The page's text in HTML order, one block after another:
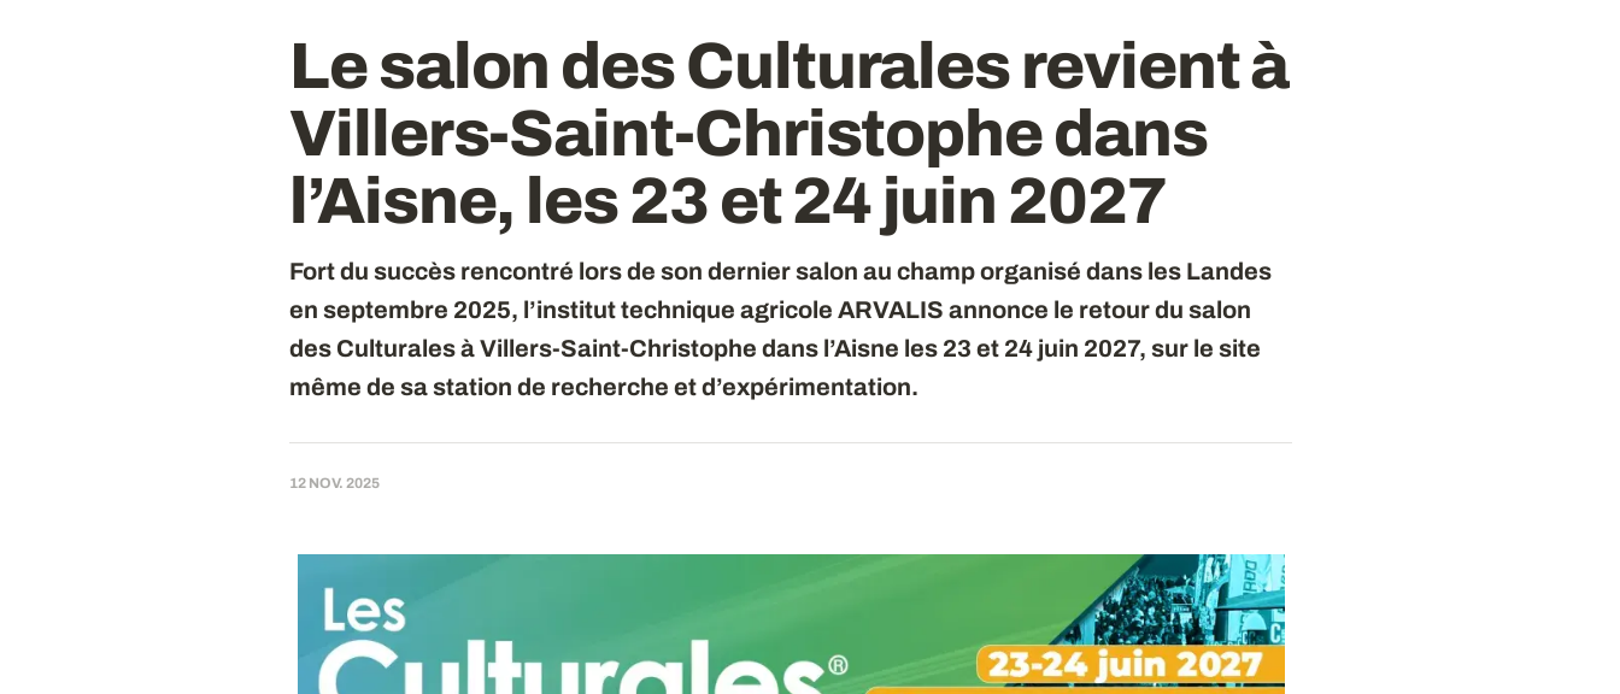
Le salon des Culturales revient à
Villers-Saint-Christophe dans
l’Aisne, les 23 et 24 juin 2027
Fort du succès rencontré lors de son dernier salon au champ organisé dans les Landes
en septembre 2025, l’institut technique agricole ARVALIS annonce le retour du salon
des Culturales à Villers-Saint-Christophe dans l’Aisne les 23 et 24 juin 2027, sur le site
même de sa station de recherche et d’expérimentation.
12 NOV. 2025